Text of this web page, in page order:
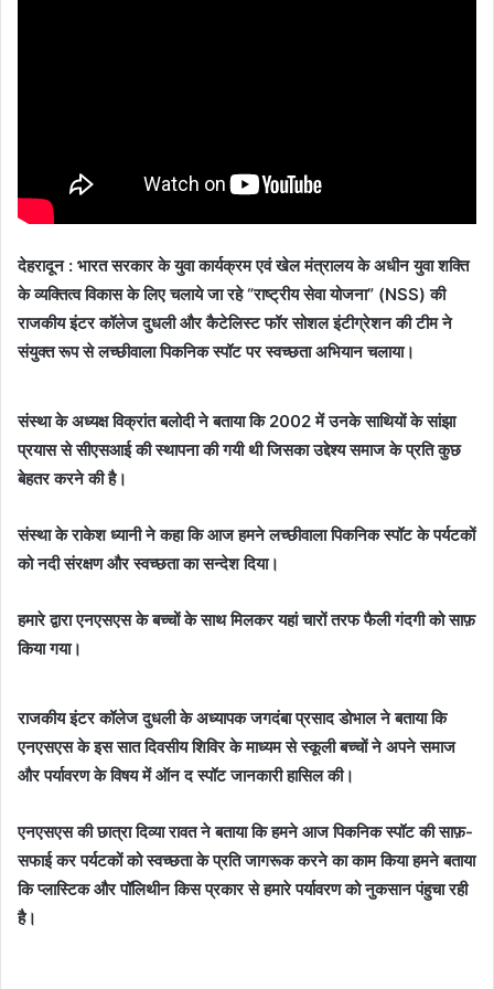
देहरादून : भारत सरकार के युवा कार्यक्रम एवं खेल मंत्रालय के अधीन युवा शक्ति
के व्यक्तित्व विकास के लिए चलाये जा रहे “राष्ट्रीय सेवा योजना” (NSS) की
राजकीय इंटर कॉलेज दुधली और कैटेलिस्ट फॉर सोशल इंटीग्रेशन की टीम ने
संयुक्त रूप से लच्छीवाला पिकनिक स्पॉट पर स्वच्छता अभियान चलाया।
संस्था के अध्यक्ष विक्रांत बलोदी ने बताया कि 2002 में उनके साथियों के सांझा
प्रयास से सीएसआई की स्थापना की गयी थी जिसका उद्देश्य समाज के प्रति कुछ
बेहतर करने की है।
संस्था के राकेश ध्यानी ने कहा कि आज हमने लच्छीवाला पिकनिक स्पॉट के पर्यटकों
को नदी संरक्षण और स्वच्छता का सन्देश दिया।
हमारे द्वारा एनएसएस के बच्चों के साथ मिलकर यहां चारों तरफ फैली गंदगी को साफ़
किया गया।
राजकीय इंटर कॉलेज दुधली के अध्यापक जगदंबा प्रसाद डोभाल ने बताया कि
एनएसएस के इस सात दिवसीय शिविर के माध्यम से स्कूली बच्चों ने अपने समाज
और पर्यावरण के विषय में ऑन द स्पॉट जानकारी हासिल की।
एनएसएस की छात्रा दिव्या रावत ने बताया कि हमने आज पिकनिक स्पॉट की साफ़-
सफाई कर पर्यटकों को स्वच्छता के प्रति जागरूक करने का काम किया हमने बताया
कि प्लास्टिक और पॉलिथीन किस प्रकार से हमारे पर्यावरण को नुकसान पंहुचा रही
है।